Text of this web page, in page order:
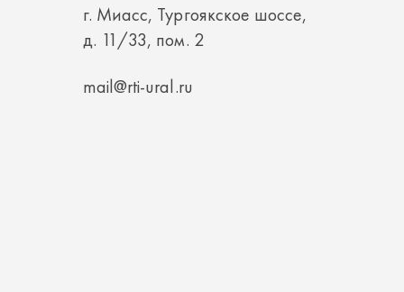
mail@rti-ural.ru